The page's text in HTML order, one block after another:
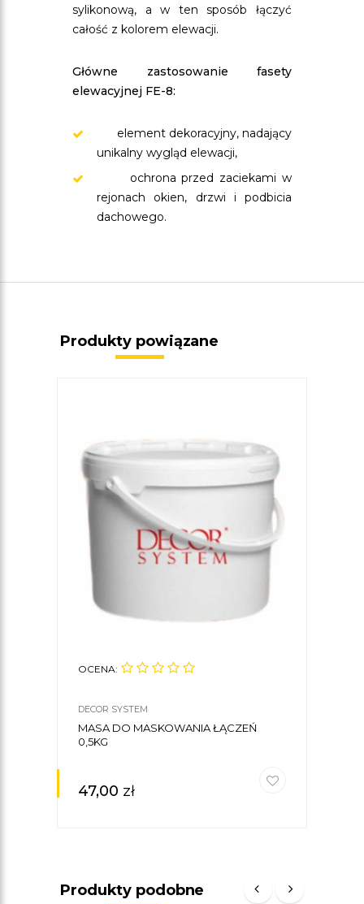
sylikonową, a w ten sposób łączyć
całość z kolorem elewacji.
Główne zastosowanie fasety
elewacyjnej FE-8:
element dekoracyjny, nadający
unikalny wygląd elewacji,
ochrona przed zaciekami w
rejonach okien, drzwi i podbicia
dachowego.
Produkty powiązane
OCENA:
DECOR SYSTEM
MASA DO MASKOWANIA ŁĄCZEŃ
0,5KG
47,00 zł
Produkty podobne